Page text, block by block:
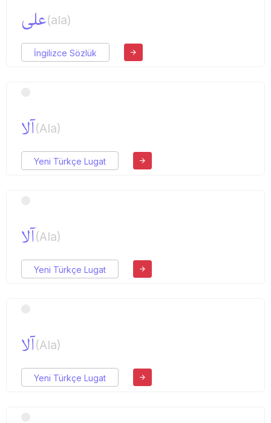
علی(ala)
İngilizce Sözlük
آلا(Ala)
Yeni Türkçe Lugat
آلا(Ala)
Yeni Türkçe Lugat
آلا(Ala)
Yeni Türkçe Lugat